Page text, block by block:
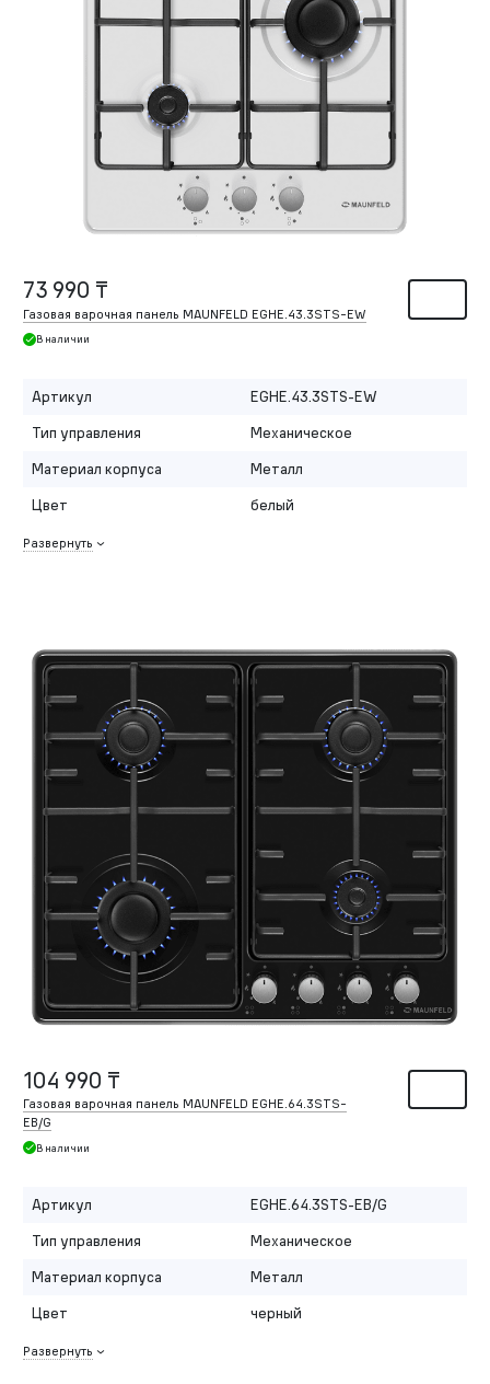
73 990 ₸
Газовая варочная панель MAUNFELD EGHE.43.3STS-EW
В наличии
Артикул
EGHE.43.3STS-EW
Тип управления
Механическое
Материал корпуса
Металл
Цвет
белый
Развернуть
104 990 ₸
Газовая варочная панель MAUNFELD EGHE.64.3STS-
EB/G
В наличии
Артикул
EGHE.64.3STS-EB/G
Тип управления
Механическое
Материал корпуса
Металл
Цвет
черный
Развернуть